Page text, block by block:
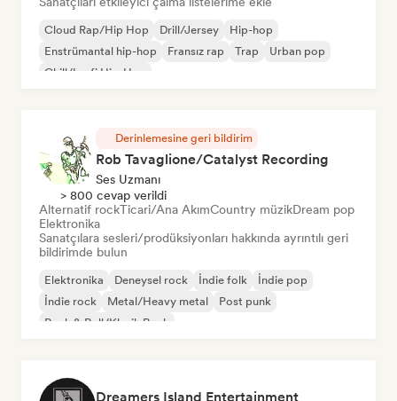
Cloud Rap/Hip Hop Drill/Jersey
Hip-hop
Enstrümantal hip-hop
Fransız rap Trap
Urban pop
Chill/Lo-fi Hip-Hop
Derinlemesine geri bildirim
Rob Tavaglione/Catalyst Recording
Ses Uzmanı
> 800 cevap verildi
Alternatif rockTicari/Ana AkımCountry müzikDream pop
Elektronika
Sanatçılara sesleri/prodüksiyonları hakkında ayrıntılı geri
bildirimde bulun
Elektronika Deneysel rock İndie folk
İndie pop
İndie rock
Metal/Heavy metal
Post punk
Rock & Roll/Klasik Rock
Dreamers Island Entertainment